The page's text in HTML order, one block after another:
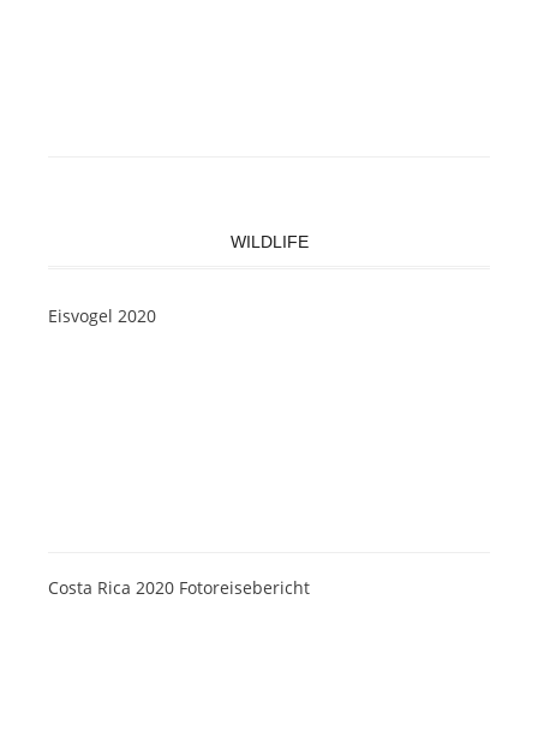
WILDLIFE
Eisvogel 2020
Costa Rica 2020 Fotoreisebericht